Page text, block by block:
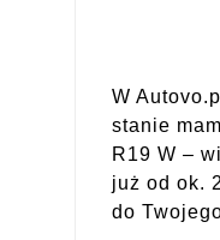
W
stanie
R19 W –
już od ok.
do